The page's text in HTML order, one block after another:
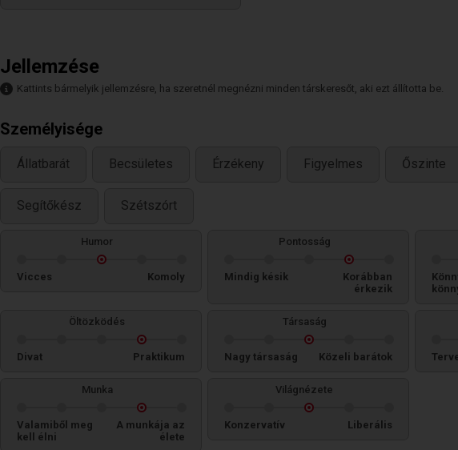
Jellemzése
Kattints bármelyik jellemzésre, ha szeretnél megnézni minden társkeresőt, aki ezt állította be.
Személyisége
Állatbarát Becsületes Érzékeny Figyelmes Őszinte
Segítőkész Szétszórt
Humor
Vicces Komoly
Pontosság
Mindig késik
Korábban
érkezik
Öltözködés
Divat Praktikum
Társaság
Nagy társaság Közeli barátok
Munka
Valamiből meg
kell élni
A munkája az
élete
Világnézete
Konzervatív Liberális